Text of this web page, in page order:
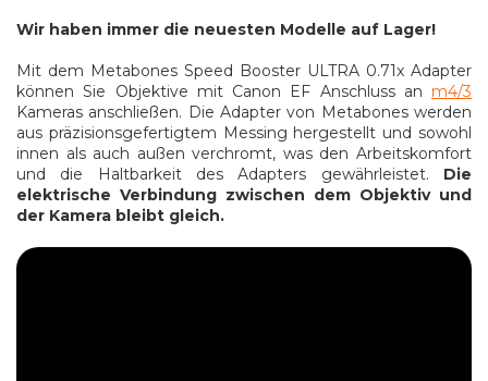
Wir haben immer die neuesten Modelle auf Lager!
Mit dem Metabones Speed Booster ULTRA 0.71x Adapter
können Sie Objektive mit Canon EF Anschluss an m4/3
Kameras anschließen. Die Adapter von Metabones werden
aus präzisionsgefertigtem Messing hergestellt und sowohl
innen als auch außen verchromt, was den Arbeitskomfort
und die Haltbarkeit des Adapters gewährleistet. Die
elektrische Verbindung zwischen dem Objektiv und
der Kamera bleibt gleich.